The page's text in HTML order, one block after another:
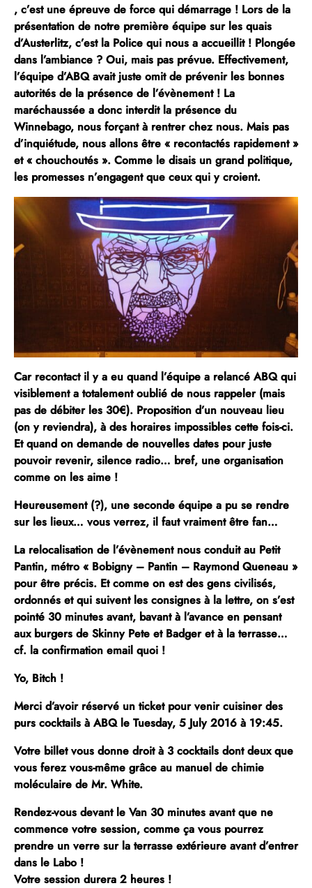
, c’est une épreuve de force qui démarrage ! Lors de la
présentation de notre première équipe sur les quais
d’Austerlitz, c’est la Police qui nous a accueillit ! Plongée
dans l’ambiance ? Oui, mais pas prévue. Effectivement,
l’équipe d’ABQ avait juste omit de prévenir les bonnes
autorités de la présence de l’évènement ! La
maréchaussée a donc interdit la présence du
Winnebago, nous forçant à rentrer chez nous. Mais pas
d’inquiétude, nous allons être « recontactés rapidement »
et « chouchoutés ». Comme le disais un grand politique,
les promesses n’engagent que ceux qui y croient.
Car recontact il y a eu quand l’équipe a relancé ABQ qui
visiblement a totalement oublié de nous rappeler (mais
pas de débiter les 30€). Proposition d’un nouveau lieu
(on y reviendra), à des horaires impossibles cette fois-ci.
Et quand on demande de nouvelles dates pour juste
pouvoir revenir, silence radio… bref, une organisation
comme on les aime !
Heureusement (?), une seconde équipe a pu se rendre
sur les lieux… vous verrez, il faut vraiment être fan…
La relocalisation de l’évènement nous conduit au Petit
Pantin, métro « Bobigny – Pantin – Raymond Queneau »
pour être précis. Et comme on est des gens civilisés,
ordonnés et qui suivent les consignes à la lettre, on s’est
pointé 30 minutes avant, bavant à l’avance en pensant
aux burgers de Skinny Pete et Badger et à la terrasse…
cf. la confirmation email quoi !
Yo, Bitch !
Merci d’avoir réservé un ticket pour venir cuisiner des
purs cocktails à ABQ le Tuesday, 5 July 2016 à 19:45.
Votre billet vous donne droit à 3 cocktails dont deux que
vous ferez vous-même grâce au manuel de chimie
moléculaire de Mr. White.
Rendez-vous devant le Van 30 minutes avant que ne
commence votre session, comme ça vous pourrez
prendre un verre sur la terrasse extérieure avant d’entrer
dans le Labo !
Votre session durera 2 heures !